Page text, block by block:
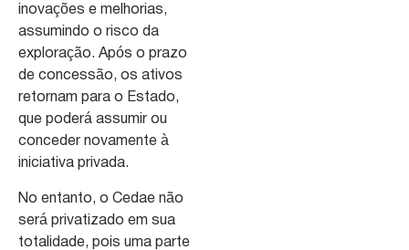
inovações e melhorias,
assumindo o risco da
exploração. Após o prazo
de concessão, os ativos
retornam para o Estado,
que poderá assumir ou
conceder novamente à
iniciativa privada.
No entanto, o Cedae não
será privatizado em sua
totalidade, pois uma parte